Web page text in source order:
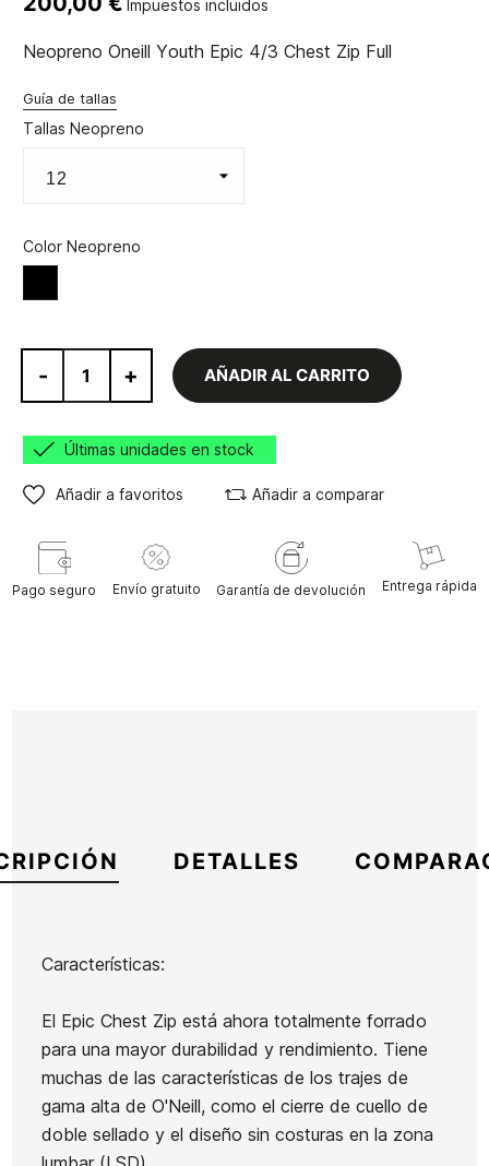
Impuestos incluidos
Neopreno Oneill Youth Epic 4/3 Chest Zip Full
Guía de tallas
Tallas Neopreno
Color Neopreno
- + AÑADIR AL CARRITO
Últimas unidades en stock
Añadir a favoritos Añadir a comparar
Pago seguro Envío gratuito Garantía de devolución Entrega rápida
DETALLES
Características:
El Epic Chest Zip está ahora totalmente forrado
para una mayor durabilidad y rendimiento. Tiene
muchas de las características de los trajes de
gama alta de O'Neill, como el cierre de cuello de
doble sellado y el diseño sin costuras en la zona
Marca Oneill
ReferenciaON-TRTIN54122
En stock 1 Artículos
Neopreno
Neopreno
Neopreno